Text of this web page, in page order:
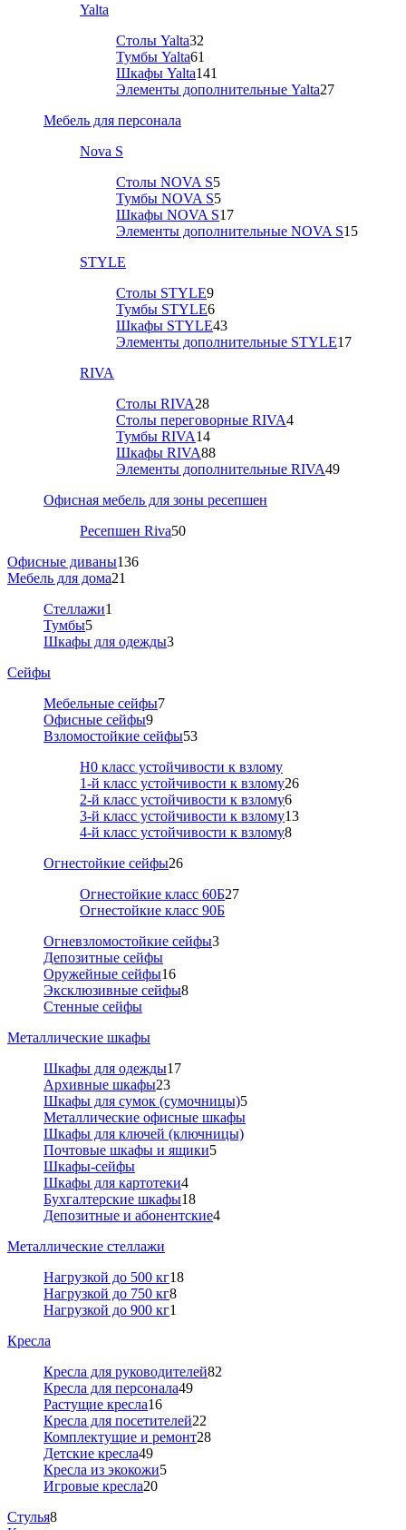
Yalta
Столы Yalta32
Тумбы Yalta61
Шкафы Yalta141
Элементы дополнительные Yalta27
Мебель для персонала
Nova S
Столы NOVA S5
Тумбы NOVA S5
Шкафы NOVA S17
Элементы дополнительные NOVA S15
STYLE
Столы STYLE9
Тумбы STYLE6
Шкафы STYLE43
Элементы дополнительные STYLE17
RIVA
Столы RIVA28
Столы переговорные RIVA4
Тумбы RIVA14
Шкафы RIVA88
Элементы дополнительные RIVA49
Офисная мебель для зоны ресепшен
Ресепшен Riva50
Офисные диваны136
Мебель для дома21
Стеллажи1
Тумбы5
Шкафы для одежды3
Сейфы
Мебельные сейфы7
Офисные сейфы9
Взломостойкие сейфы53
Н0 класс устойчивости к взлому
1-й класс устойчивости к взлому26
2-й класс устойчивости к взлому6
3-й класс устойчивости к взлому13
4-й класс устойчивости к взлому8
Огнестойкие сейфы26
Огнестойкие класс 60Б27
Огнестойкие класс 90Б
Огневзломостойкие сейфы3
Депозитные сейфы
Оружейные сейфы16
Эксклюзивные сейфы8
Стенные сейфы
Металлические шкафы
Шкафы для одежды17
Архивные шкафы23
Шкафы для сумок (сумочницы)5
Металлические офисные шкафы
Шкафы для ключей (ключницы)
Почтовые шкафы и ящики5
Шкафы-сейфы
Шкафы для картотеки4
Бухгалтерские шкафы18
Депозитные и абонентские4
Металлические стеллажи
Нагрузкой до 500 кг18
Нагрузкой до 750 кг8
Нагрузкой до 900 кг1
Кресла
Кресла для руководителей82
Кресла для персонала49
Растущие кресла16
Кресла для посетителей22
Комплектущие и ремонт28
Детские кресла49
Кресла из экокожи5
Игровые кресла20
Стулья8